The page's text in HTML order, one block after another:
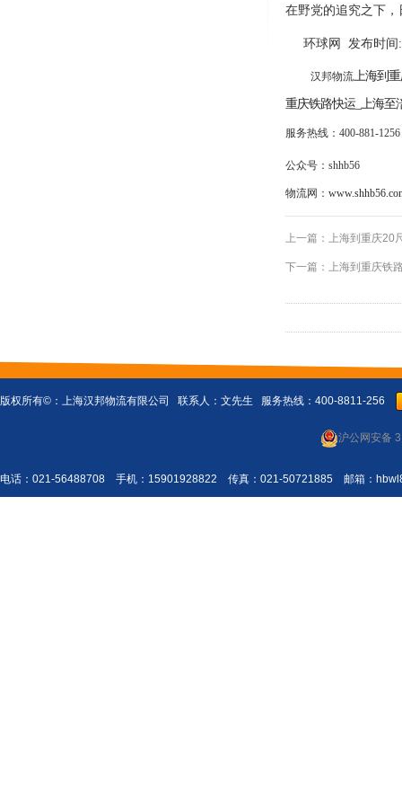
在野党的追究之下，
环球网 发布时间
汉邦物流上海到
重庆铁路快运 _上海
服务热线： 400-881-1256
公众号： shhb56
物流网：
上一篇： 上海到重庆20
下一篇： 上海到重庆铁
版权所有©： 上海汉邦物流有限公司 联系人：文先生 服务热线：400-8811-256
沪公网安备
电话：021-56488708 手机：15901928822 传真：021-50721885 邮箱：